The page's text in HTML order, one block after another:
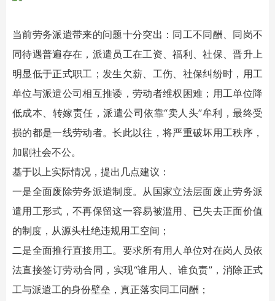
当前劳务派遣带来的问题十分突出：同工不同酬、同岗不
同待遇普遍存在，派遣员工在工资、福利、社保、晋升上
明显低于正式职工；发生欠薪、工伤、社保纠纷时，用工
单位与派遣公司相互推诿，劳动者维权困难；用工单位降
低成本、转嫁责任，派遣公司依靠“卖人头”牟利，最终受
损的都是一线劳动者。长此以往，将严重破坏用工秩序，
加剧社会不公。
基于以上实际情况，提出几点建议：
一是全面废除劳务派遣制度。从国家立法层面废止劳务派
遣用工形式，不再保留这一容易被滥用、已失去正面价值
的制度，从源头杜绝违规用工空间；
二是全面推行直接用工。要求所有用人单位对在岗人员依
法直接签订劳动合同，实现“谁用人、谁负责”，消除正式
工与派遣工的身份壁垒，真正落实同工同酬；